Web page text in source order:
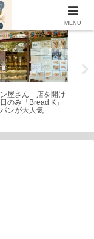
ン屋さん 店を開け
のみ「Bread K」
ンが大人気
MENU